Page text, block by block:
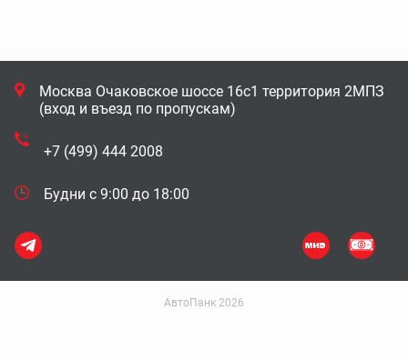
Москва Очаковское шоссе 16с1 территория 2МПЗ
(вход и въезд по пропускам)
+7 (499) 444 2008
Будни с 9:00 до 18:00
АвтоПанк 2026